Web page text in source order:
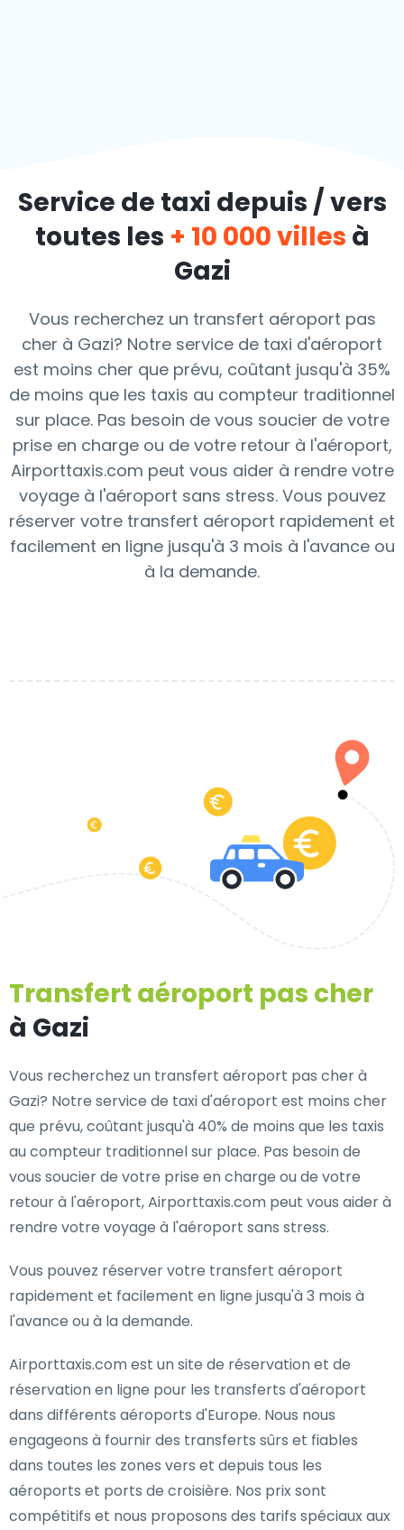
Service de taxi depuis / vers
toutes les + 10 000 villes à
Gazi
Vous recherchez un transfert aéroport pas
cher à Gazi? Notre service de taxi d'aéroport
est moins cher que prévu, coûtant jusqu'à 35%
de moins que les taxis au compteur traditionnel
sur place. Pas besoin de vous soucier de votre
prise en charge ou de votre retour à l'aéroport,
Airporttaxis.com peut vous aider à rendre votre
voyage à l'aéroport sans stress. Vous pouvez
réserver votre transfert aéroport rapidement et
facilement en ligne jusqu'à 3 mois à l'avance ou
à la demande.
Transfert aéroport pas cher
à Gazi
Vous recherchez un transfert aéroport pas cher à
Gazi? Notre service de taxi d'aéroport est moins cher
que prévu, coûtant jusqu'à 40% de moins que les taxis
au compteur traditionnel sur place. Pas besoin de
vous soucier de votre prise en charge ou de votre
retour à l'aéroport, Airporttaxis.com peut vous aider à
rendre votre voyage à l'aéroport sans stress.
Vous pouvez réserver votre transfert aéroport
rapidement et facilement en ligne jusqu'à 3 mois à
l'avance ou à la demande.
Airporttaxis.com est un site de réservation et de
réservation en ligne pour les transferts d'aéroport
dans différents aéroports d'Europe. Nous nous
engageons à fournir des transferts sûrs et fiables
dans toutes les zones vers et depuis tous les
aéroports et ports de croisière. Nos prix sont
compétitifs et nous proposons des tarifs spéciaux aux